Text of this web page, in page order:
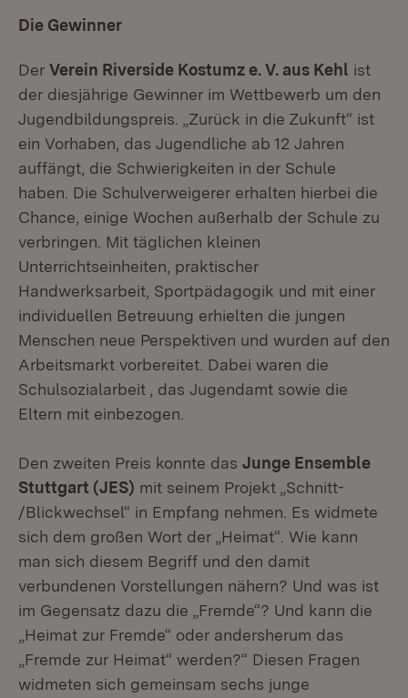
Die Gewinner
Der Verein Riverside Kostumz e. V. aus Kehl ist
der diesjährige Gewinner im Wettbewerb um den
Jugendbildungspreis. „Zurück in die Zukunft“ ist
ein Vorhaben, das Jugendliche ab 12 Jahren
auffängt, die Schwierigkeiten in der Schule
haben. Die Schulverweigerer erhalten hierbei die
Chance, einige Wochen außerhalb der Schule zu
verbringen. Mit täglichen kleinen
Unterrichtseinheiten, praktischer
Handwerksarbeit, Sportpädagogik und mit einer
individuellen Betreuung erhielten die jungen
Menschen neue Perspektiven und wurden auf den
Arbeitsmarkt vorbereitet. Dabei waren die
Schulsozialarbeit , das Jugendamt sowie die
Eltern mit einbezogen.
Den zweiten Preis konnte das Junge Ensemble
Stuttgart (JES) mit seinem Projekt „Schnitt-
/Blickwechsel“ in Empfang nehmen. Es widmete
sich dem großen Wort der „Heimat“. Wie kann
man sich diesem Begriff und den damit
verbundenen Vorstellungen nähern? Und was ist
im Gegensatz dazu die „Fremde“? Und kann die
„Heimat zur Fremde“ oder andersherum das
„Fremde zur Heimat“ werden?“ Diesen Fragen
widmeten sich gemeinsam sechs junge